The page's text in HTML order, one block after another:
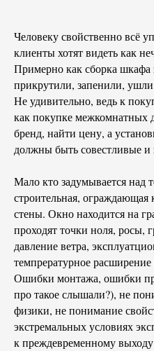
Человеку свойственно всё
клиенты хотят видеть как
Примерно как сборка шкафа
прикрутили, запенили,
Не удивительно, ведь к
как покупке межкомнатных
бренд, найти цену, а
должны быть совестливые и
Мало кто задумывается над
строительная, ограждающая
стены. Окно находится на
проходят точки ноля, росы,
давление ветра,
темпрературное
Ошибки монтажа, ошибки
про такое слышали?), не
физики, не понимание
экстремальных условиях
к преждевременному выходу